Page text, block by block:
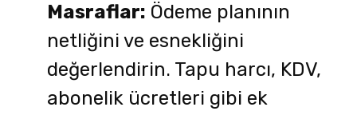
Masraflar: Ödeme planının
netliğini ve esnekliğini
değerlendirin. Tapu harcı, KDV,
abonelik ücretleri gibi ek